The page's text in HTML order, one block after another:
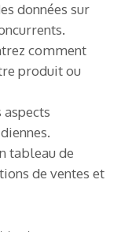
données sur
comment
produit ou
tableau de
de ventes et